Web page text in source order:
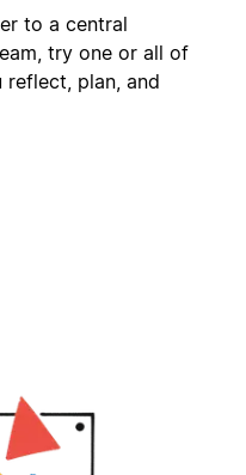
to a central
try one or all of
plan, and